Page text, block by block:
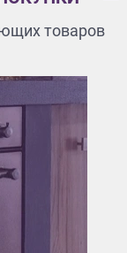
товаров